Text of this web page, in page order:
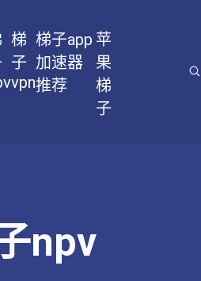
梯
子
vpn
梯子app
加速器
推荐
苹
果
梯
子
npv